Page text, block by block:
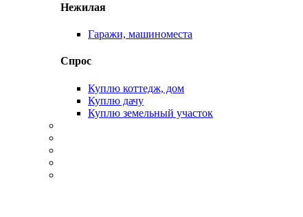
Нежилая
Гаражи, машиноместа
Спрос
Куплю коттедж, дом
Куплю дачу
Куплю земельный участок